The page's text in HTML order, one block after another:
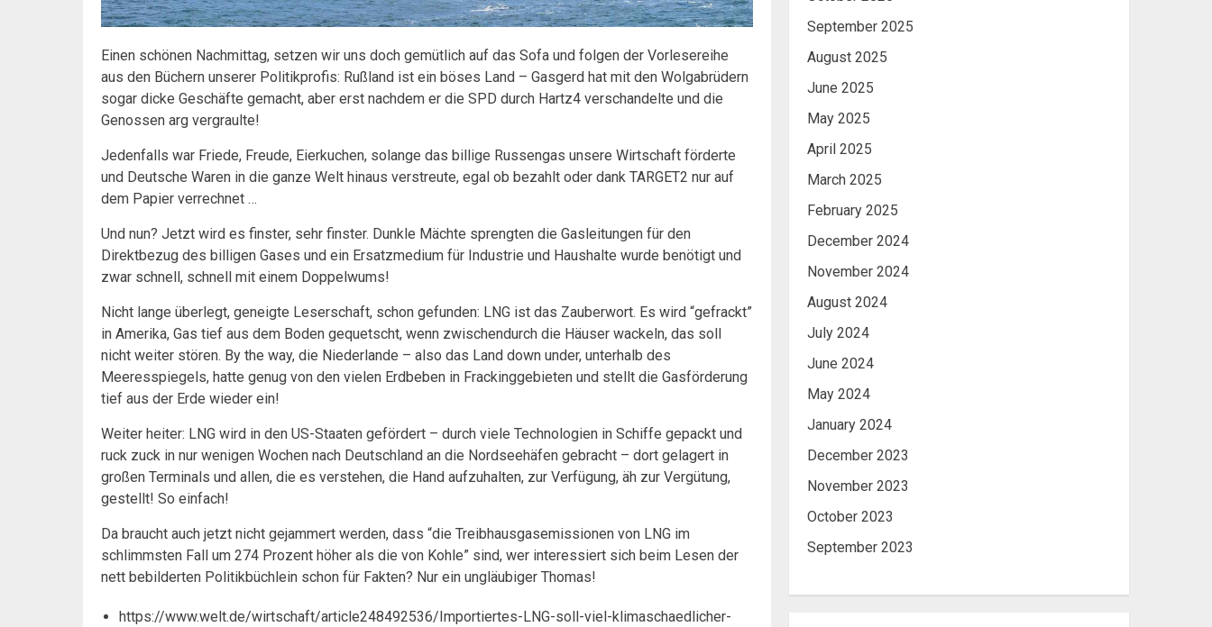
Einen schönen Nachmittag, setzen wir uns doch gemütlich auf das Sofa und folgen der Vorlesereihe
aus den Büchern unserer Politikprofis: Rußland ist ein böses Land – Gasgerd hat mit den Wolgabrüdern
sogar dicke Geschäfte gemacht, aber erst nachdem er die SPD durch Hartz4 verschandelte und die
Genossen arg vergraulte!
Jedenfalls war Friede, Freude, Eierkuchen, solange das billige Russengas unsere Wirtschaft förderte
und Deutsche Waren in die ganze Welt hinaus verstreute, egal ob bezahlt oder dank TARGET2 nur auf
dem Papier verrechnet …
Und nun? Jetzt wird es finster, sehr finster. Dunkle Mächte sprengten die Gasleitungen für den
Direktbezug des billigen Gases und ein Ersatzmedium für Industrie und Haushalte wurde benötigt und
zwar schnell, schnell mit einem Doppelwums!
Nicht lange überlegt, geneigte Leserschaft, schon gefunden: LNG ist das Zauberwort. Es wird “gefrackt”
in Amerika, Gas tief aus dem Boden gequetscht, wenn zwischendurch die Häuser wackeln, das soll
nicht weiter stören. By the way, die Niederlande – also das Land down under, unterhalb des
Meeresspiegels, hatte genug von den vielen Erdbeben in Frackinggebieten und stellt die Gasförderung
tief aus der Erde wieder ein!
Weiter heiter: LNG wird in den US-Staaten gefördert – durch viele Technologien in Schiffe gepackt und
ruck zuck in nur wenigen Wochen nach Deutschland an die Nordseehäfen gebracht – dort gelagert in
großen Terminals und allen, die es verstehen, die Hand aufzuhalten, zur Verfügung, äh zur Vergütung,
gestellt! So einfach!
Da braucht auch jetzt nicht gejammert werden, dass “die Treibhausgasemissionen von LNG im
schlimmsten Fall um 274 Prozent höher als die von Kohle” sind, wer interessiert sich beim Lesen der
nett bebilderten Politikbüchlein schon für Fakten? Nur ein ungläubiger Thomas!
https://www.welt.de/wirtschaft/article248492536/Importiertes-LNG-soll-viel-klimaschaedlicher-
September 2025
August 2025
June 2025
May 2025
April 2025
March 2025
February 2025
December 2024
November 2024
August 2024
July 2024
June 2024
May 2024
January 2024
December 2023
November 2023
October 2023
September 2023